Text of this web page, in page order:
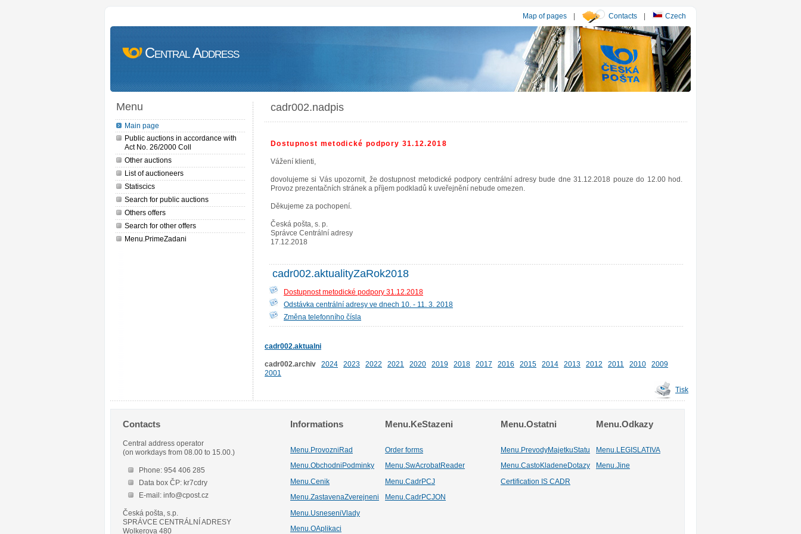
Map of pages | Contacts | Czech
Central Address
Menu
Main page
Public auctions in accordance with
Act No. 26/2000 Coll
Other auctions
List of auctioneers
Statiscics
Search for public auctions
Others offers
Search for other offers
Menu.PrimeZadani
cadr002.nadpis
Dostupnost metodické podpory 31.12.2018
Vážení klienti,
dovolujeme si Vás upozornit, že dostupnost metodické podpory centrální adresy bude dne 31.12.2018 pouze do 12.00 hod.
Provoz prezentačních stránek a příjem podkladů k uveřejnění nebude omezen.
Děkujeme za pochopení.
Česká pošta, s. p.
Správce Centrální adresy
17.12.2018
cadr002.aktualityZaRok2018
Dostupnost metodické podpory 31.12.2018
Odstávka centrální adresy ve dnech 10. - 11. 3. 2018
Změna telefonního čísla
cadr002.aktualni
cadr002.archiv 2024 2023 2022 2021 2020 2019 2018 2017 2016 2015 2014 2013 2012 2011 2010
2009
2001
Tisk
Contacts
Central address operator
(on workdays from 08.00 to 15.00.)
Phone: 954 406 285
Data box ČP: kr7cdry
E-mail: info@cpost.cz
Česká pošta, s.p.
SPRÁVCE CENTRÁLNÍ ADRESY
Wolkerova 480
Informations Menu.KeStazeni Menu.Ostatni Menu.Odkazy
Menu.ProvozniRad Order forms Menu.PrevodyMajetkuStatu
Menu.LEGISLATIVA
Menu.ObchodniPodminky
Menu.SwAcrobatReader Menu.CastoKladeneDotazy Menu.Jine
Menu.Cenik Menu.CadrPCJ
Certification IS CADR
Menu.ZastavenaZverejneni
Menu.CadrPCJON
Menu.UsneseniVlady
Menu.OAplikaci